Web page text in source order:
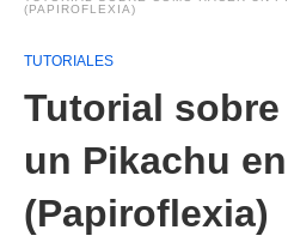
(PAPIROFLEXIA)
TUTORIALES
Tutorial
un Pikachu
(Papiroflexia)